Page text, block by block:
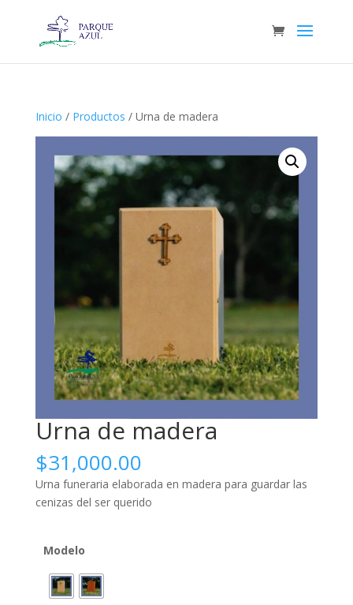
Inicio / Productos / Urna de madera
Urna de madera
$31,000.00
Urna funeraria elaborada en madera para guardar las
cenizas del ser querido
Modelo